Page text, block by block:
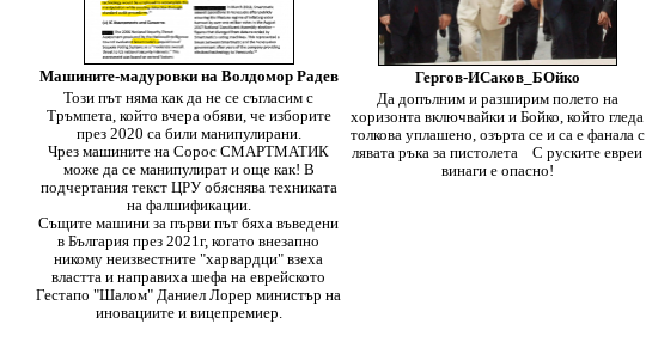
Машините-мадуровки на Волдомор Радев
Този път няма как да не се съгласим с
Тръмпeта, който вчера обяви, че изборите
през 2020 са били манипулирани.
Чрез машините на Сорос СМАРТМАТИК
може да се манипулират и още как! В
подчертания текст ЦРУ обяснява техниката
на фалшификации.
Същите машини за първи път бяха въведени
в България през 2021г, когато внезапно
никому неизвестните "харвардци" взеха
властта и направиха шефа на еврейското
Гестапо "Шалом" Даниел Лорер министър на
иновациите и вицепремиер.
Гергов-ИСаков_БОйко
Да допълним и разширим полето на
хоризонта включвайки и Бойко, който гледа
толкова уплашено, озърта се и са е фанала с
лявата ръка за пистолета
С руските евреи
винаги е опасно!